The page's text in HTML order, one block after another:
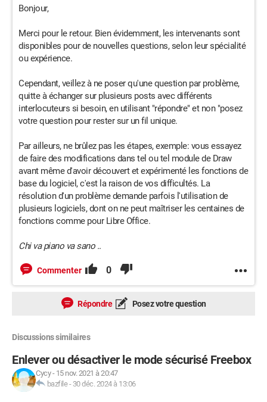
Bonjour,
Merci pour le retour. Bien évidemment, les intervenants sont
disponibles pour de nouvelles questions, selon leur spécialité
ou expérience.
Cependant, veillez à ne poser qu'une question par problème,
quitte à échanger sur plusieurs posts avec différents
interlocuteurs si besoin, en utilisant "répondre" et non "posez
votre question pour rester sur un fil unique.
Par ailleurs, ne brûlez pas les étapes, exemple: vous essayez
de faire des modifications dans tel ou tel module de Draw
avant même d'avoir découvert et expérimenté les fonctions de
base du logiciel, c'est la raison de vos difficultés. La
résolution d'un problème demande parfois l'utilisation de
plusieurs logiciels, dont on ne peut maîtriser les centaines de
fonctions comme pour Libre Office.
Chi va piano va sano ..
Commenter 0
Répondre Posez votre question
Discussions similaires
Enlever ou désactiver le mode sécurisé Freebox
Cycy- 15 nov. 2021 à 20:47
bazfile- 30 déc. 2024 à 13:06